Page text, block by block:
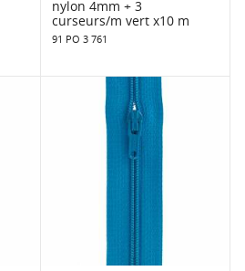
nylon 4mm + 3
curseurs/m vert x10 m
91 PO 3 761